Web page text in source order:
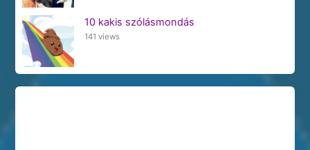
10 kakis szólásmondás
141 views